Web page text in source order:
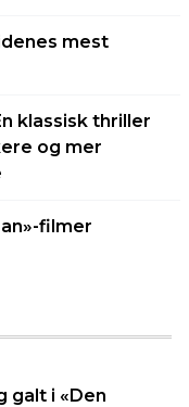
mest
klassisk thriller
og mer
filmer
galt i «Den